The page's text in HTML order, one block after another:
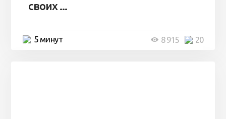
своих ...
5 минут 20
8 915